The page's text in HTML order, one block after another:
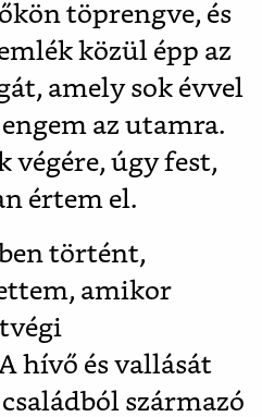
töprengve, és
közül épp az
amely sok évvel
az utamra.
végére, úgy fest,
értem el.
történt,
amikor
hívő és vallását
származó